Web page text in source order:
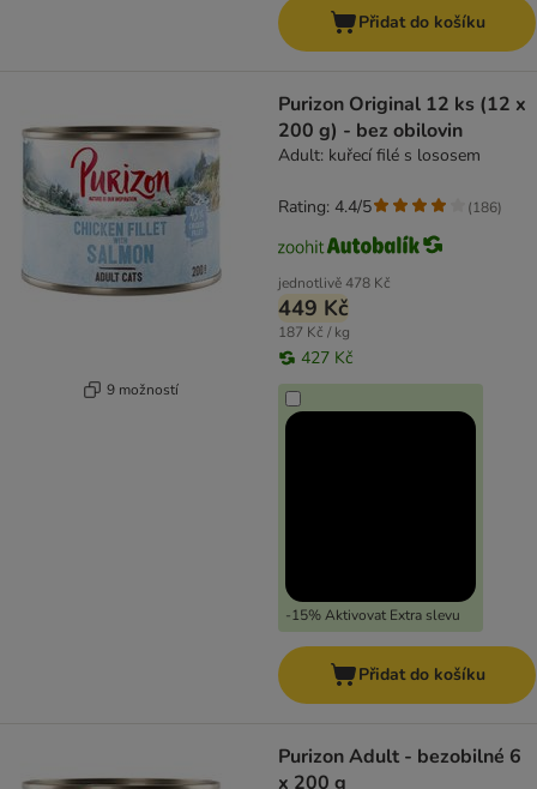
Přidat do košíku
9 možností
Purizon Original 12 ks (12 x
200 g) - bez obilovin
Adult: kuřecí filé s lososem
jednotlivě478 Kč
449 Kč
187 Kč / kg
427 Kč
-15% Aktivovat Extra slevu
Rating: 4.4/5 (186)
Přidat do košíku
Purizon Adult - bezobilné 6
x 200 g